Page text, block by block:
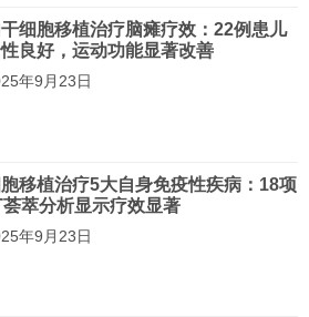
细胞移植治疗脑瘫疗效：22例患儿
良好，运动功能显著改善
年9月23日
移植治疗5大自身免疫性疾病：18项
荟萃分析显示疗效显著
年9月23日